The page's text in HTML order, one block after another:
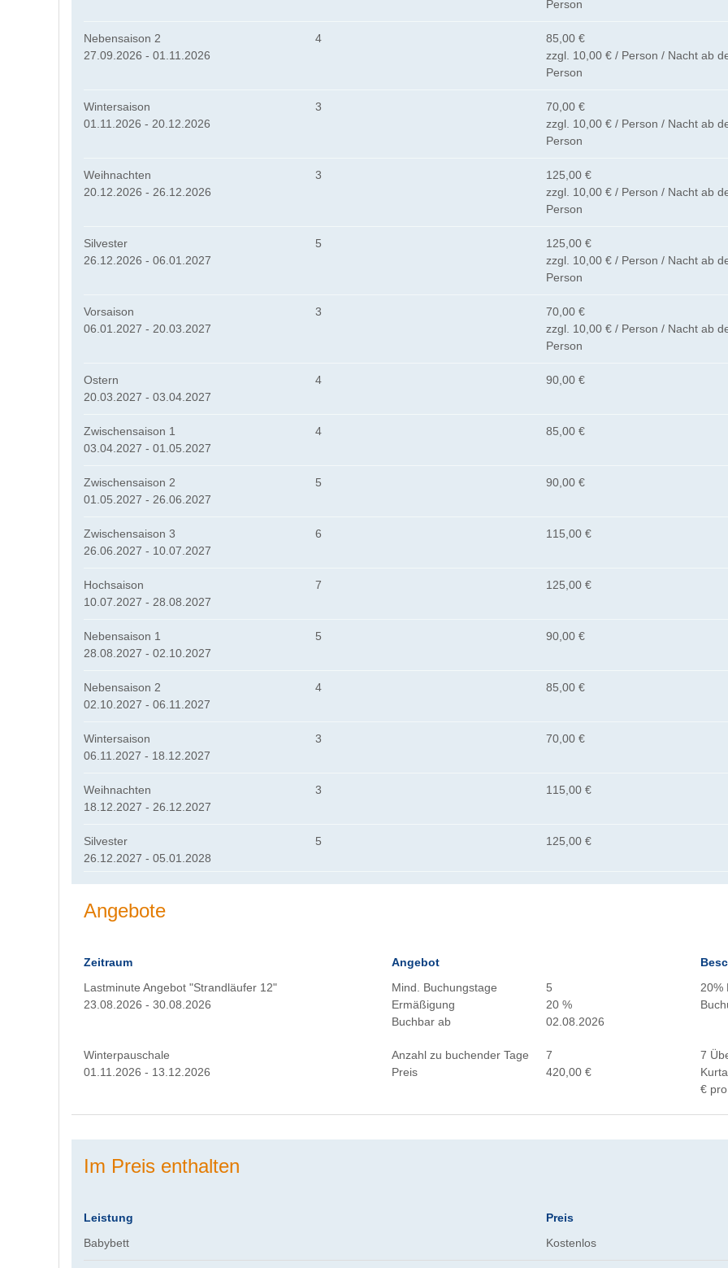
Person
Nebensaison 2
27.09.2026 - 01.11.2026
4
85,00 €
zzgl. 10,00 € / Person / Nacht ab
Person
Wintersaison
01.11.2026 - 20.12.2026
3
70,00 €
zzgl. 10,00 € / Person / Nacht ab
Person
Weihnachten
20.12.2026 - 26.12.2026
3
125,00 €
zzgl. 10,00 € / Person / Nacht ab
Person
Silvester
26.12.2026 - 06.01.2027
5
125,00 €
zzgl. 10,00 € / Person / Nacht ab
Person
Vorsaison
06.01.2027 - 20.03.2027
3
70,00 €
zzgl. 10,00 € / Person / Nacht ab
Person
Ostern
20.03.2027 - 03.04.2027
4 90,00 €
Zwischensaison 1
03.04.2027 - 01.05.2027
4 85,00 €
Zwischensaison 2
01.05.2027 - 26.06.2027
5 90,00 €
Zwischensaison 3
26.06.2027 - 10.07.2027
6 115,00 €
Hochsaison
10.07.2027 - 28.08.2027
7 125,00 €
Nebensaison 1
28.08.2027 - 02.10.2027
5 90,00 €
Nebensaison 2
02.10.2027 - 06.11.2027
4 85,00 €
Wintersaison
06.11.2027 - 18.12.2027
3 70,00 €
Weihnachten
18.12.2027 - 26.12.2027
3 115,00 €
Silvester
26.12.2027 - 05.01.2028
5 125,00 €
Angebote
Zeitraum Angebot
Lastminute Angebot "Strandläufer 12"
23.08.2026 - 30.08.2026
Mind. Buchungstage
5
Ermäßigung
20 %
Buchbar ab
02.08.2026
20%
Winterpauschale
01.11.2026 - 13.12.2026
Anzahl zu buchender Tage
7
Preis
420,00 €
7
€
Im Preis enthalten
Leistung
Preis
Babybett
Kostenlos